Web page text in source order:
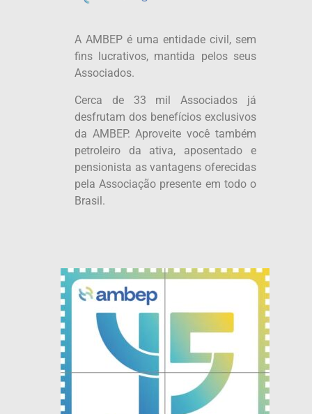
A AMBEP é uma entidade civil, sem
fins lucrativos, mantida pelos seus
Associados.
Cerca de 33 mil Associados já
desfrutam dos benefícios exclusivos
da AMBEP. Aproveite você também
petroleiro da ativa, aposentado e
pensionista as vantagens oferecidas
pela Associação presente em todo o
Brasil.